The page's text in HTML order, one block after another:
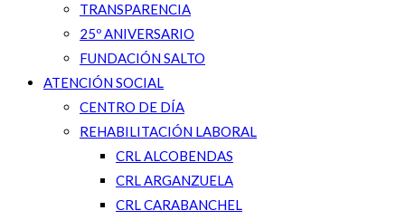
TRANSPARENCIA
25º ANIVERSARIO
FUNDACIÓN SALTO
ATENCIÓN SOCIAL
CENTRO DE DÍA
REHABILITACIÓN LABORAL
CRL ALCOBENDAS
CRL ARGANZUELA
CRL CARABANCHEL